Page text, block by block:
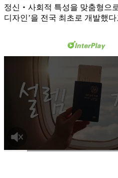
정신‧사회적 특성을 맞춤형으
디자인’을 전국 최초로 개발했